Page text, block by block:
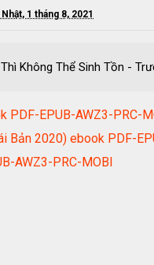
1 tháng 8, 2021
Không Thể Sinh Tồn -
PDF-EPUB-AWZ3-PRC-
Bản 2020) ebook PDF-
AWZ3-PRC-MOBI